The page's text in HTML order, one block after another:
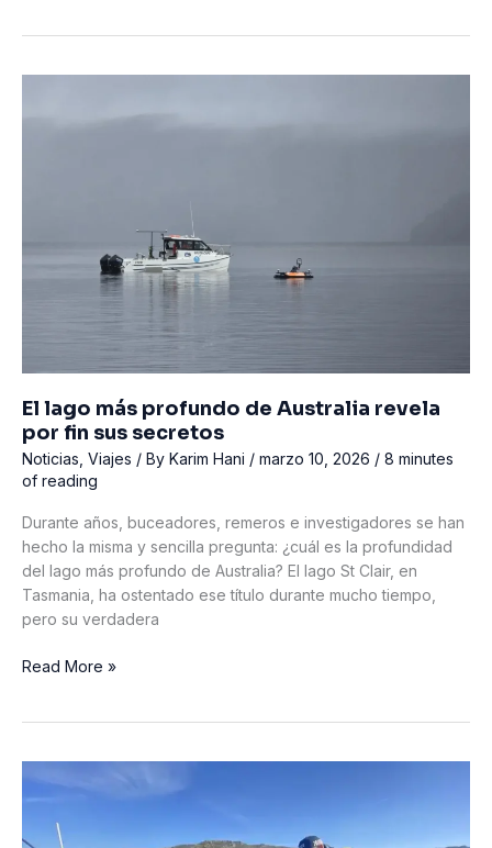
convierte
El lago más profundo de Australia revela
por fin sus secretos
Noticias, Viajes / By Karim Hani / marzo 10, 2026 / 8 minutes
of reading
Durante años, buceadores, remeros e investigadores se han
hecho la misma y sencilla pregunta: ¿cuál es la profundidad
del lago más profundo de Australia? El lago St Clair, en
Tasmania, ha ostentado ese título durante mucho tiempo,
pero su verdadera
El
de
Australia
por
Read More »